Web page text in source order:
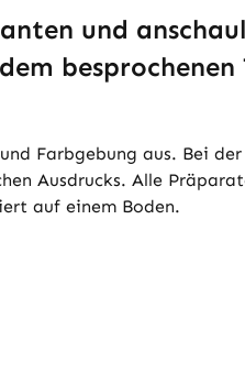
und
besprochenen
Farbgebung aus. Bei
Ausdrucks. Alle
auf einem Boden.